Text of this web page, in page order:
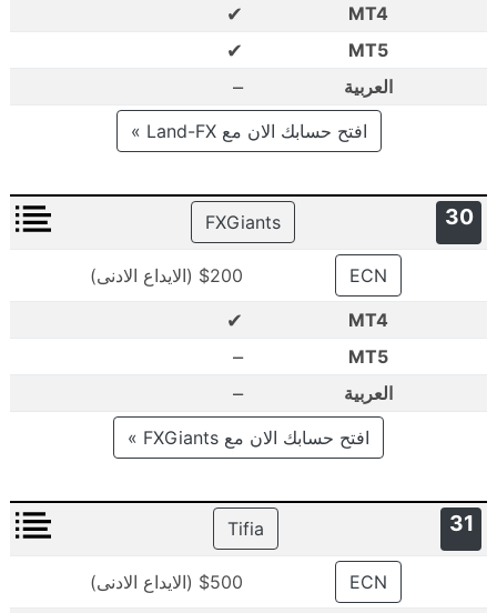
MT4
✔
MT5
✔
العربية –
افتح حسابك الان مع Land-FX »
30
FXGiants
ECN
$200 (الايداع الادنى)
MT4
✔
MT5
–
العربية –
افتح حسابك الان مع FXGiants »
31
Tifia
ECN
$500 (الايداع الادنى)